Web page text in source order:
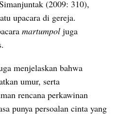
upacara di gereja.
martumpol juga
menjelaskan bahwa
umur, serta
rencana perkawinan
punya persoalan cinta yang